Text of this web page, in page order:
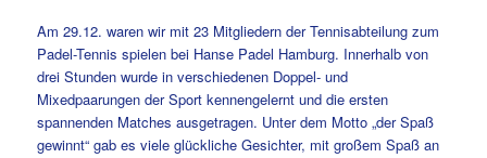
Am 29.12. waren wir mit 23 Mitgliedern der Tennisabteilung zum
Padel-Tennis spielen bei Hanse Padel Hamburg. Innerhalb von
drei Stunden wurde in verschiedenen Doppel- und
Mixedpaarungen der Sport kennengelernt und die ersten
spannenden Matches ausgetragen. Unter dem Motto „der Spaß
gewinnt“ gab es viele glückliche Gesichter, mit großem Spaß an